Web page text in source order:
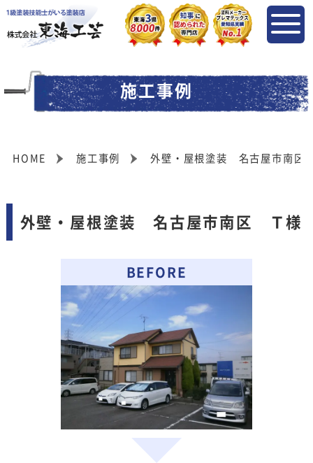
施工事例
HOME 施工事例 外壁・屋根塗装 名古屋市南区
外壁・屋根塗装 名古屋市南区 Ｔ様
BEFORE